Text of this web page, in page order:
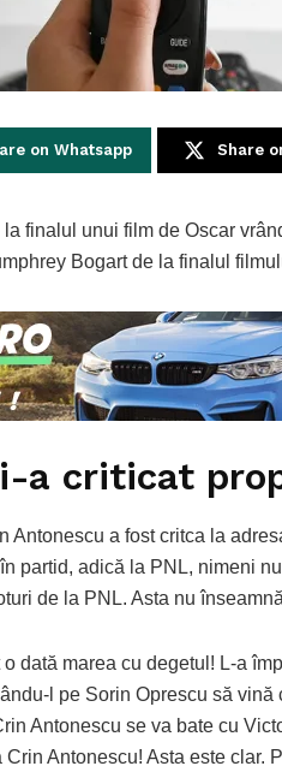
on Whatsapp Share
finalul unui film de Oscar
Bogart de la finalul
a criticat
Antonescu a fost critca la
partid, adică la PNL, nimeni
de la PNL. Asta nu
dată marea cu degetul! L-a
l pe Sorin Oprescu să vină
Antonescu se va bate cu
Antonescu! Asta este clar.